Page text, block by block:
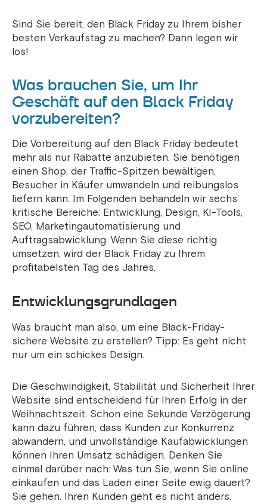
Sind Sie bereit, den Black Friday zu Ihrem bisher
besten Verkaufstag zu machen? Dann legen wir
los!
Was brauchen Sie, um Ihr
Geschäft auf den Black Friday
vorzubereiten?
Die Vorbereitung auf den Black Friday bedeutet
mehr als nur Rabatte anzubieten. Sie benötigen
einen Shop, der Traffic-Spitzen bewältigen,
Besucher in Käufer umwandeln und reibungslos
liefern kann. Im Folgenden behandeln wir sechs
kritische Bereiche: Entwicklung, Design, KI-Tools,
SEO, Marketingautomatisierung und
Auftragsabwicklung. Wenn Sie diese richtig
umsetzen, wird der Black Friday zu Ihrem
profitabelsten Tag des Jahres.
Entwicklungsgrundlagen
Was braucht man also, um eine Black-Friday-
sichere Website zu erstellen? Tipp: Es geht nicht
nur um ein schickes Design.
Die Geschwindigkeit, Stabilität und Sicherheit Ihrer
Website sind entscheidend für Ihren Erfolg in der
Weihnachtszeit. Schon eine Sekunde Verzögerung
kann dazu führen, dass Kunden zur Konkurrenz
abwandern, und unvollständige Kaufabwicklungen
können Ihren Umsatz schädigen. Denken Sie
einmal darüber nach: Was tun Sie, wenn Sie online
einkaufen und das Laden einer Seite ewig dauert?
Sie gehen. Ihren Kunden geht es nicht anders.